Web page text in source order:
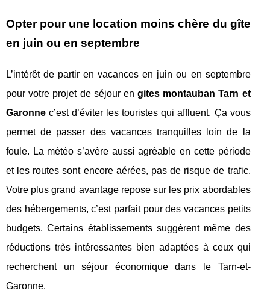
Opter pour une location moins chère du gîte
en juin ou en septembre
L’intérêt de partir en vacances en juin ou en septembre
pour votre projet de séjour engites montauban Tarn et
Garonne c’est d’éviter les touristes qui affluent. Ça vous
permet de passer des vacances tranquilles loin de la
foule. La météo s’avère aussi agréable en cette période
et les routes sont encore aérées, pas de risque de trafic.
Votre plus grand avantage repose sur les prix abordables
des hébergements, c’est parfait pour des vacances petits
budgets. Certains établissements suggèrent même des
réductions très intéressantes bien adaptées à ceux qui
recherchent un séjour économique dans le Tarn-et-
Garonne.